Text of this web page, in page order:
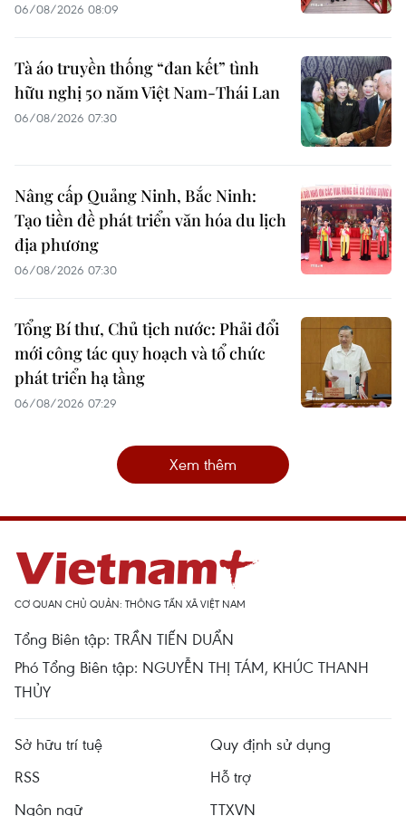
06/08/2026 08:09
Tà áo truyền thống “đan kết” tình
hữu nghị 50 năm Việt Nam-Thái Lan
06/08/2026 07:30
Nâng cấp Quảng Ninh, Bắc Ninh:
Tạo tiền đề phát triển văn hóa du lịch
địa phương
06/08/2026 07:30
Tổng Bí thư, Chủ tịch nước: Phải đổi
mới công tác quy hoạch và tổ chức
phát triển hạ tầng
06/08/2026 07:29
Xem thêm
CƠ QUAN CHỦ QUẢN: THÔNG TẤN XÃ VIỆT NAM
Tổng Biên tập: TRẦN TIẾN DUẨN
Phó Tổng Biên tập: NGUYỄN THỊ TÁM, KHÚC THANH
THỦY
Sở hữu trí tuệ
Quy định sử dụng
RSS
Hỗ trợ
Ngôn ngữ
TTXVN